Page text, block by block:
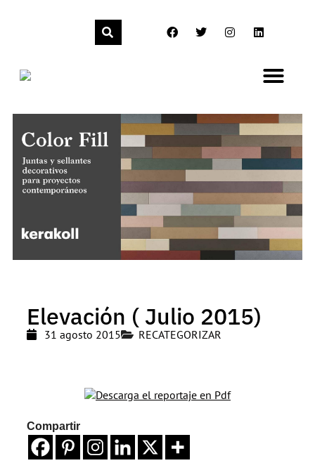
Elevación ( Julio 2015)
31 agosto 2015 RECATEGORIZAR
Compartir